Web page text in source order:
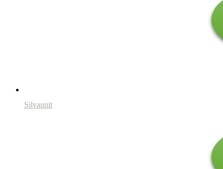
Silvaunit